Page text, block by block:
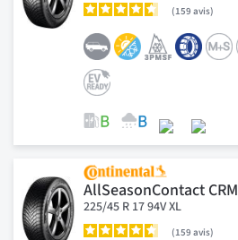
159 avis
AllSeasonContact CRM
225/45 R 17 94V XL
159 avis